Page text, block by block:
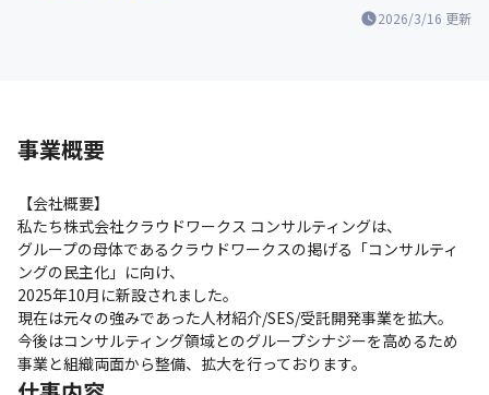
2026/3/16 更新
事業概要
【会社概要】
私たち株式会社クラウドワークス コンサルティングは、
グループの母体であるクラウドワークスの掲げる「コンサルティ
ングの民主化」に向け、
2025年10月に新設されました。
現在は元々の強みであった人材紹介/SES/受託開発事業を拡大。
今後はコンサルティング領域とのグループシナジーを高めるため
事業と組織両面から整備、拡大を行っております。